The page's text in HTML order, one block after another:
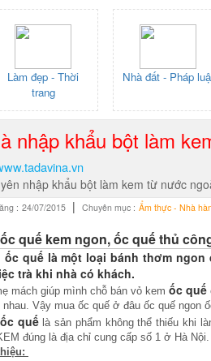
Làm đẹp - Thời
trang
Nhà đất - Pháp
nhập khẩu bột làm
nhập khẩu bột làm kem từ nước
: 24/07/2015 | Chuyên mục : Ẩm thực - Nhà
quế kem ngon, ốc quế thủ
ốc quế là một loại bánh thơm
trà khi nhà có khách.
mách giúp mình chỗ bán vỏ kemốc quế
nhau. Vậy mua ốc quế ở đâu ốc quế ngon
ốc quếlà sản phẩm không thể thiếu khi
đúng là địa chỉ cung cấp số 1 ở Hà Nội.